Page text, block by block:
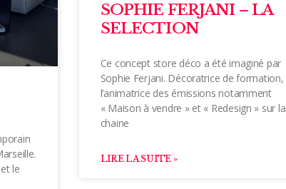
le
SOPHIE FERJANI – LA
SELECTION
Ce concept store déco a été imaginé par
Sophie Ferjani. Décoratrice de formation,
l’animatrice des émissions notamment
« Maison à vendre » et « Redesign » sur la
chaine
LIRE LA SUITE »